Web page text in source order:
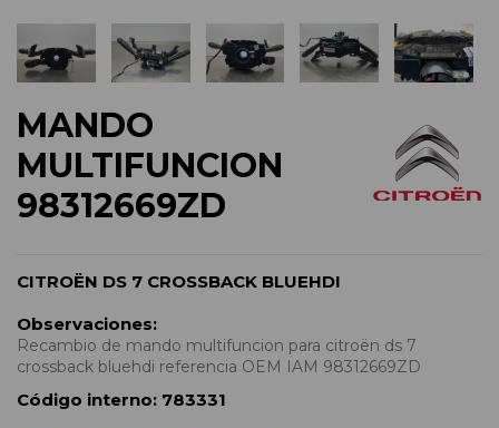
MANDO
MULTIFUNCION
98312669ZD
CITROËN DS 7 CROSSBACK BLUEHDI
Observaciones:
Recambio de mando multifuncion para citroën ds 7
crossback bluehdi referencia OEM IAM 98312669ZD
Código interno: 783331